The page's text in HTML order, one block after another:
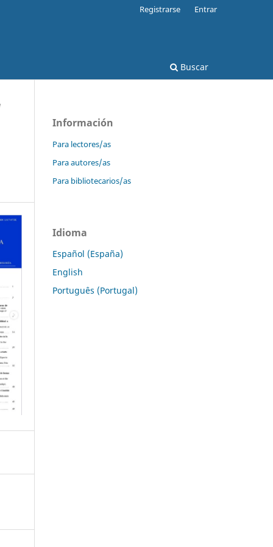
Buscar
Registrarse Entrar
Información
Para lectores/as
Para autores/as
Para bibliotecarios/as
Idioma
Español (España)
English
Português (Portugal)